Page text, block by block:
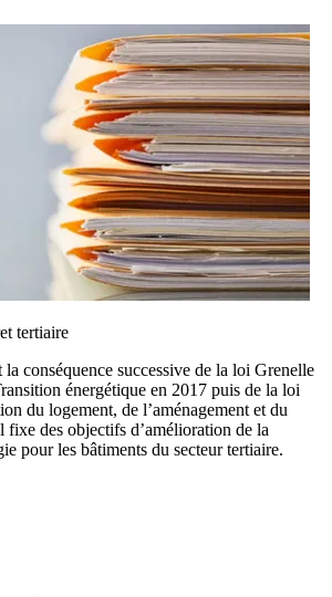
tertiaire
la conséquence successive de la loi Grenelle
énergétique en 2017 puis de la loi
du logement, de l’aménagement et du
des objectifs d’amélioration de la
pour les bâtiments du secteur tertiaire.